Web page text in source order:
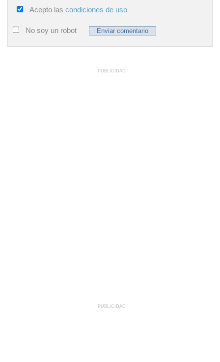
Acepto las condiciones de uso
No soy un robot
PUBLICIDAD
PUBLICIDAD